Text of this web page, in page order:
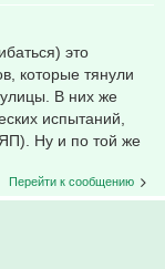
это
которые тянули
В них же
испытаний,
Ну и по той же
Перейти к сообщению